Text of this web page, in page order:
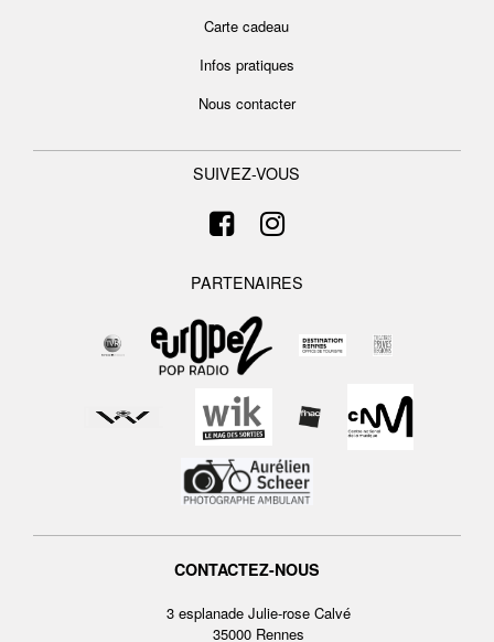
Carte cadeau
Infos pratiques
Nous contacter
SUIVEZ-VOUS
PARTENAIRES
CONTACTEZ-NOUS
3 esplanade Julie-rose Calvé
35000 Rennes